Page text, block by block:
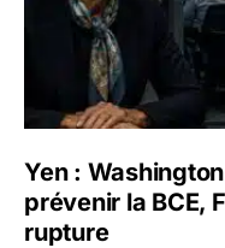
Yen :
prévenir la BCE,
rupture